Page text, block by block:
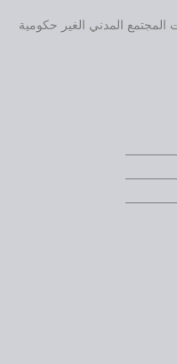
المجتمع المدني الغير حكومية